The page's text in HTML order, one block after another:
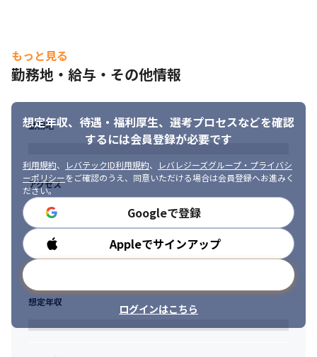
もっと見る
勤務地・給与・その他情報
想定年収、待遇・福利厚生、 選考プロセスなどを確認
するには会員登録が必要です
利用規約、 レバテックID利用規約、
レバレジーズグループ・プライバシ
ーポリシーをご確認のうえ、同意いただける場合は会員登録へお進みく
ださい。
Googleで登録
Appleでサインアップ
ログインはこちら
勤務地
アクセス
勤務時間
想定年収